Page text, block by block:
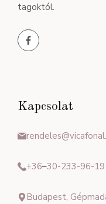
tagoktól.
Kapcsolat
+36–30-233-96-19
Budapest,